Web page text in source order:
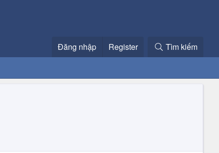
Đăng nhập Register Tìm kiếm